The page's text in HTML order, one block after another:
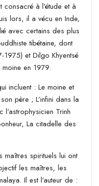
à l’étude et à
lors, il a vécu en Inde,
avec certains des plus
tibétaine, dont
1975) et Dilgo Khyentsé
en 1979.
incluent : Le moine et
père ; L’infini dans la
Trinh
La citadelle des
maîtres spirituels lui ont
les maîtres, les
Il est l’auteur de :